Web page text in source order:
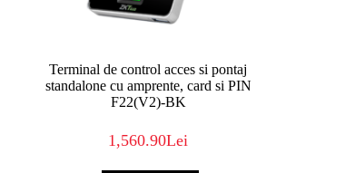
Terminal de control acces si pontaj
standalone cu amprente, card si PIN
F22(V2)-BK
1,560.90Lei